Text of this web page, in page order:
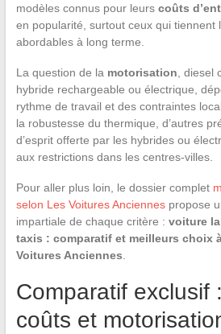
modèles connus pour leurs coûts
en popularité, surtout ceux qui tiennent
abordables à long terme.
La question de la motorisation , diesel
hybride rechargeable ou électrique,
rythme de travail et des contraintes
la robustesse du thermique, d’autres
d’esprit offerte par les hybrides ou
aux restrictions dans les centres-villes.
Pour aller plus loin, le dossier complet
selon Les Voitures Anciennespropose
impartiale de chaque critère : voiture
taxis : comparatif et meilleurs choix
Voitures Anciennes
Comparatif exclusif
coûts et